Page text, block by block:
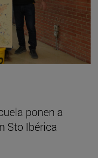
ponen a
Sto Ibérica